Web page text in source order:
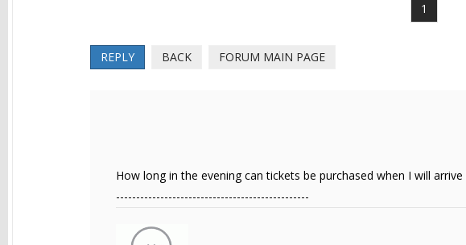
1
REPLY BACK FORUM MAIN PAGE
How long in the evening can tickets be purchased when I will
------------------------------------------------